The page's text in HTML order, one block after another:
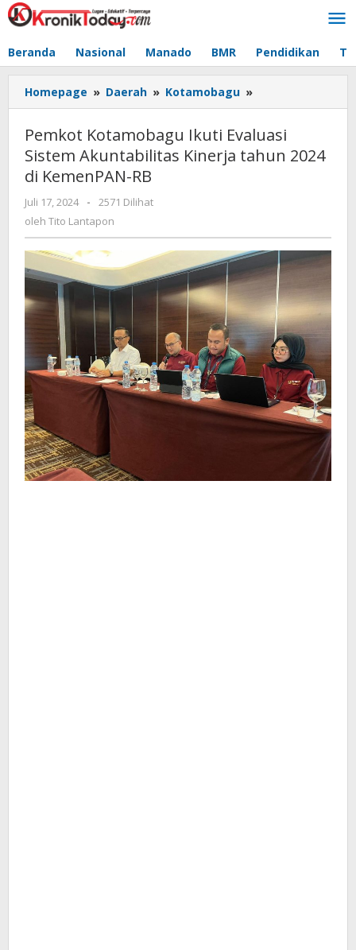
Lewati
ke
Beranda Nasional Manado BMR Pendidikan
Homepage » Daerah » Kotamobagu »
Kotamobagu
Evaluasi
Sistem
di
KemenPAN-
RB
Pemkot Kotamobagu Ikuti Evaluasi
Sistem Akuntabilitas Kinerja tahun 2024
di KemenPAN-RB
Juli 17, 2024
oleh
Tito
Lantapon
-
2571 Dilihat
oleh Tito Lantapon